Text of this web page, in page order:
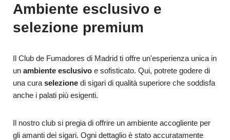
Ambiente esclusivo e
selezione premium
Il Club de Fumadores di Madrid ti offre un'esperienza unica in
un ambiente esclusivo e sofisticato. Qui, potrete godere di
una cura selezione di sigari di qualità superiore che soddisfa
anche i palati più esigenti.
Il nostro club si pregia di offrire un ambiente accogliente per
gli amanti dei sigari. Ogni dettaglio è stato accuratamente